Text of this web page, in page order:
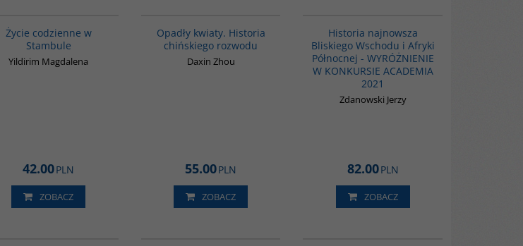
Życie codzienne w
Stambule
Yildirim Magdalena
42.00PLN
ZOBACZ
Opadły kwiaty. Historia
chińskiego rozwodu
Daxin Zhou
55.00PLN
ZOBACZ
Historia najnowsza
Bliskiego Wschodu i Afryki
Północnej - WYRÓŻNIENIE
W KONKURSIE ACADEMIA
2021
Zdanowski Jerzy
82.00PLN
ZOBACZ